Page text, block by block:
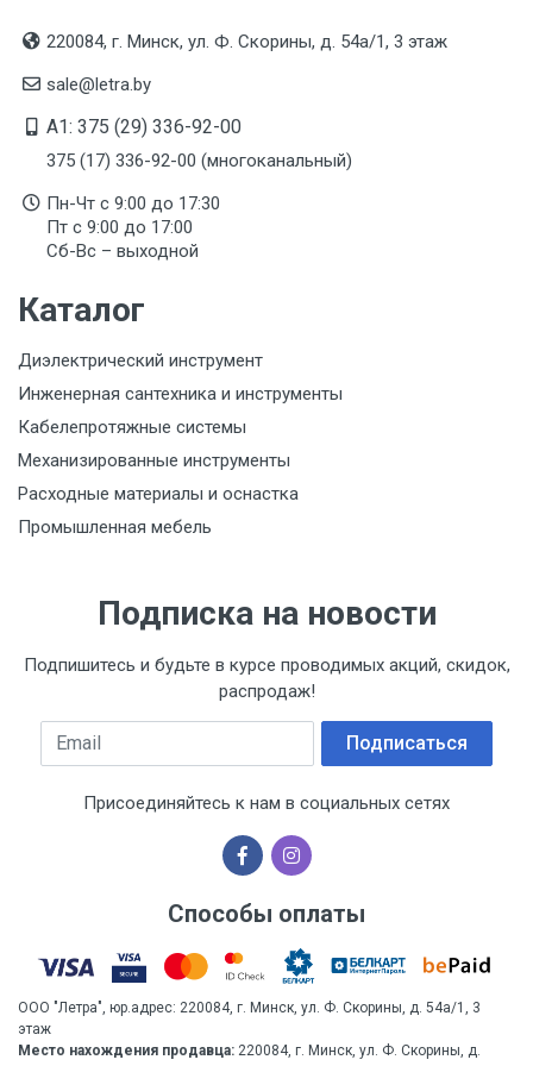
220084, г. Минск, ул. Ф. Скорины, д. 54а/1, 3 этаж
sale@letra.by
A1: 375 (29) 336-92-00
375 (17) 336-92-00 (многоканальный)
Пн-Чт с 9:00 до 17:30
Пт с 9:00 до 17:00
Сб-Вс – выходной
Каталог
Диэлектрический инструмент
Инженерная сантехника и инструменты
Кабелепротяжные системы
Механизированные инструменты
Расходные материалы и оснастка
Промышленная мебель
Подписка на новости
Подпишитесь и будьте в курсе проводимых акций, скидок,
распродаж!
Email Подписаться
Присоединяйтесь к нам в социальных сетях
Способы оплаты
ООО "Летра", юр.адрес: 220084, г. Минск, ул. Ф. Скорины, д. 54а/1, 3
этаж
Место нахождения продавца: 220084, г. Минск, ул. Ф. Скорины, д.